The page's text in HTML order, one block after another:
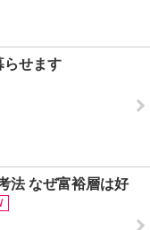
らせます
法 なぜ富裕層は好